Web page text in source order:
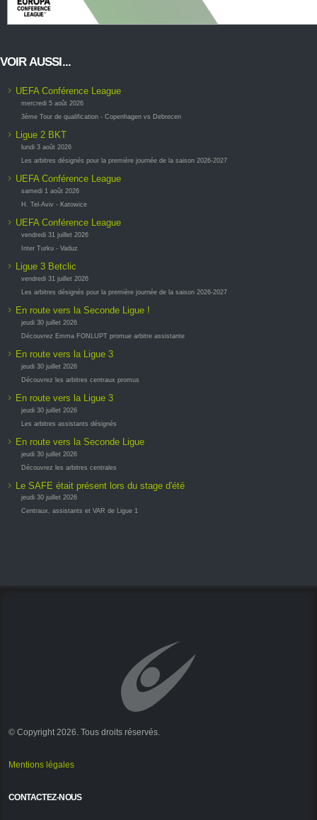
VOIR AUSSI...
UEFA Conférence League
mercredi 5 août 2026
3ème Tour de qualification - Copenhagen vs Debrecen
Ligue 2 BKT
lundi 3 août 2026
Les arbitres désignés pour la première journée de la saison 2026-2027
UEFA Conférence League
samedi 1 août 2026
H. Tel-Aviv - Katowice
UEFA Conférence League
vendredi 31 juillet 2026
Inter Turku - Vaduz
Ligue 3 Betclic
vendredi 31 juillet 2026
Les arbitres désignés pour la première journée de la saison 2026-2027
En route vers la Seconde Ligue !
jeudi 30 juillet 2026
Découvrez Emma FONLUPT promue arbitre assistante
En route vers la Ligue 3
jeudi 30 juillet 2026
Découvrez les arbitres centraux promus
En route vers la Ligue 3
jeudi 30 juillet 2026
Les arbitres assistants désignés
En route vers la Seconde Ligue
jeudi 30 juillet 2026
Découvrez les arbitres centrales
Le SAFE était présent lors du stage d'été
jeudi 30 juillet 2026
Centraux, assistants et VAR de Ligue 1
© Copyright 2026. Tous droits réservés.
Mentions légales
CONTACTEZ-NOUS